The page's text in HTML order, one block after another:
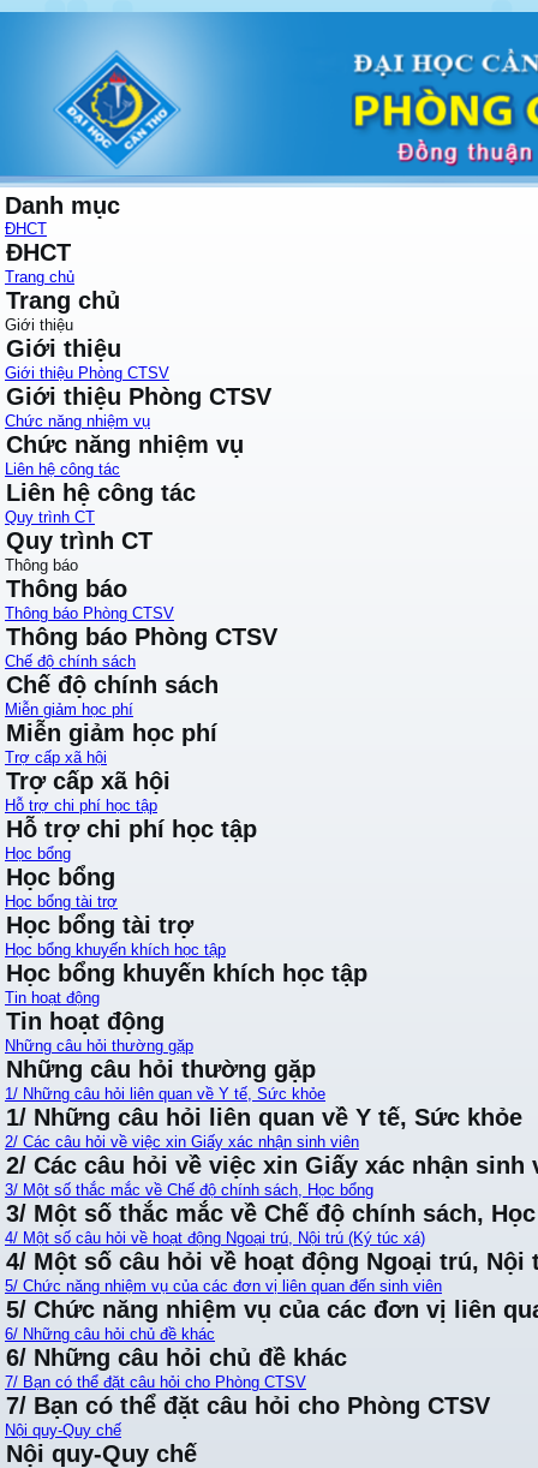
Danh mục
ĐHCT
ĐHCT
Trang chủ
Trang chủ
Giới thiệu
Giới thiệu
Giới thiệu Phòng CTSV
Giới thiệu Phòng CTSV
Chức năng nhiệm vụ
Chức năng nhiệm vụ
Liên hệ công tác
Liên hệ công tác
Quy trình CT
Quy trình CT
Thông báo
Thông báo
Thông báo Phòng CTSV
Thông báo Phòng CTSV
Chế độ chính sách
Chế độ chính sách
Miễn giảm học phí
Miễn giảm học phí
Trợ cấp xã hội
Trợ cấp xã hội
Hỗ trợ chi phí học tập
Hỗ trợ chi phí học tập
Học bổng
Học bổng
Học bổng tài trợ
Học bổng tài trợ
Học bổng khuyến khích học tập
Học bổng khuyến khích học tập
Tin hoạt động
Tin hoạt động
Những câu hỏi thường gặp
Những câu hỏi thường gặp
1/ Những câu hỏi liên quan về Y tế, Sức khỏe
1/ Những câu hỏi liên quan về Y tế, Sức khỏe
2/ Các câu hỏi về việc xin Giấy xác nhận sinh viên
2/ Các câu hỏi về việc xin Giấy xác nhận sinh
3/ Một số thắc mắc về Chế độ chính sách, Học bổng
3/ Một số thắc mắc về Chế độ chính sách,
4/ Một số câu hỏi về hoạt động Ngoại trú, Nội trú (Ký túc xá)
4/ Một số câu hỏi về hoạt động Ngoại trú, Nội
5/ Chức năng nhiệm vụ của các đơn vị liên quan đến sinh viên
5/ Chức năng nhiệm vụ của các đơn vị liên
6/ Những câu hỏi chủ đề khác
6/ Những câu hỏi chủ đề khác
7/ Bạn có thể đặt câu hỏi cho Phòng CTSV
7/ Bạn có thể đặt câu hỏi cho Phòng CTSV
Nội quy-Quy chế
Nội quy-Quy chế